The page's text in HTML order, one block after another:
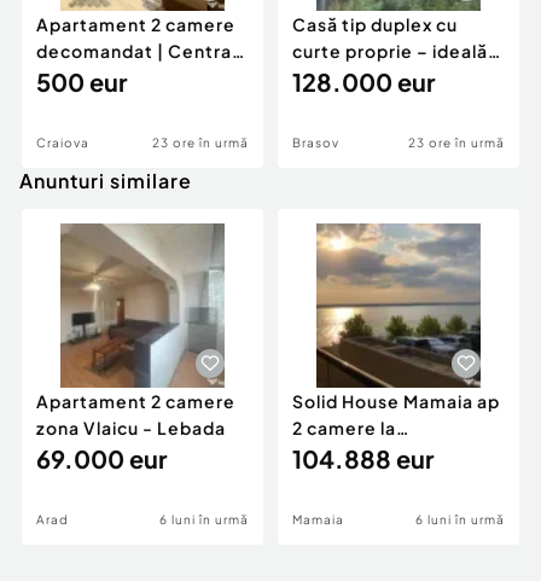
Apartament 2 camere
decomandat | Centrală
proprie | 60 mp |
500 eur
Craiova 23 ore în urmă
Casă tip duplex cu
curte proprie – ideală
pentru renovar
128.000 eur
Brasov 23 ore în urmă
Anunturi similare
Apartament 2 camere
zona Vlaicu - Lebada
69.000 eur
Arad 6 luni în urmă
Solid House Mamaia ap
2 camere la
cheie,langa Mega
104.888 eur
Mamaia 6 luni în urmă